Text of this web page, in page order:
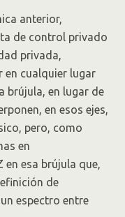
anterior,
de control privado
privada,
en cualquier lugar
brújula, en lugar de
en esos ejes,
pero, como
en
en esa brújula que,
de
espectro entre